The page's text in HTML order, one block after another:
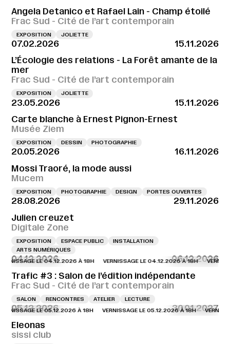
Angela Detanico et Rafael Lain - Champ étoilé
Frac Sud - Cité de l’art contemporain
EXPOSITION JOLIETTE
07.02.2026
15.11.2026
L’Écologie des relations - La Forêt amante de la
mer
Frac Sud - Cité de l’art contemporain
EXPOSITION JOLIETTE
23.05.2026
15.11.2026
Carte blanche à Ernest Pignon-Ernest
Musée Ziem
EXPOSITION DESSIN PHOTOGRAPHIE
20.05.2026
16.11.2026
Mossi Traoré, la mode aussi
Mucem
EXPOSITION PHOTOGRAPHIE DESIGN PORTES OUVERTES
28.08.2026
29.11.2026
Julien creuzet
Digitale Zone
EXPOSITION ESPACE PUBLIC
INSTALLATION
ARTS NUMÉRIQUES
04.12.2026 06.12.2026
LE 04.12.2026 À 18H VERNISSAGE LE 04.12.2026 À 18H
Trafic #3 : Salon de l’édition indépendante
Frac Sud - Cité de l’art contemporain
SALON RENCONTRES ATELIER LECTURE
05.12.2026 30.01.2027
LE 05.12.2026 À 18H VERNISSAGE LE 05.12.2026 À 18H
Eleonas
sissi club